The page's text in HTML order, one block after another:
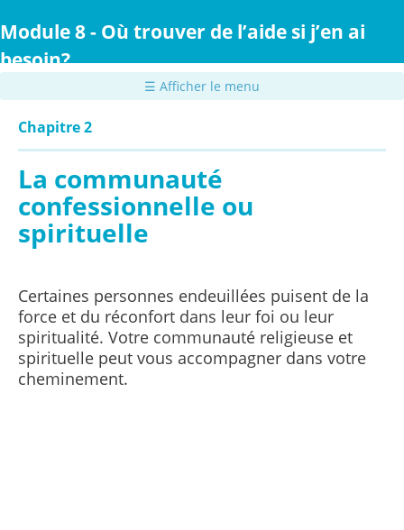
au
principal
Module 8 - Où trouver de l’aide si j’en ai
besoin?
☰ Afficher le menu
Chapitre 2
La communauté
confessionnelle ou
spirituelle
Certaines personnes endeuillées puisent de la
force et du réconfort dans leur foi ou leur
spiritualité. Votre communauté religieuse et
spirituelle peut vous accompagner dans votre
cheminement.